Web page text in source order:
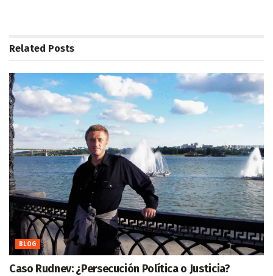
Related Posts
BLOG
Caso Rudnev: ¿Persecución Política o Justicia?